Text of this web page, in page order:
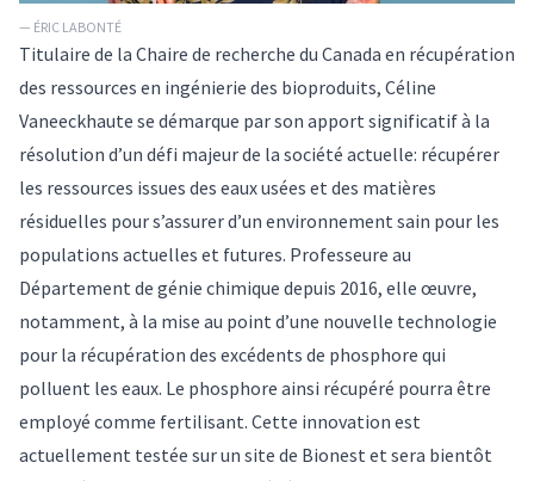
— ÉRIC LABONTÉ
Titulaire de la Chaire de recherche du Canada en récupération
des ressources en ingénierie des bioproduits, Céline
Vaneeckhaute se démarque par son apport significatif à la
résolution d’un défi majeur de la société actuelle: récupérer
les ressources issues des eaux usées et des matières
résiduelles pour s’assurer d’un environnement sain pour les
populations actuelles et futures. Professeure au
Département de génie chimique depuis 2016, elle œuvre,
notamment, à la mise au point d’une nouvelle technologie
pour la récupération des excédents de phosphore qui
polluent les eaux. Le phosphore ainsi récupéré pourra être
employé comme fertilisant. Cette innovation est
actuellement testée sur un site de Bionest et sera bientôt